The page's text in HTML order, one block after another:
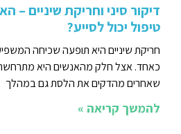
דיקור סיני וחריקת שיניים –
טיפול יכול לסייע?
חריקת שיניים היא תופעה שכיחה
כאחד. אצל חלק מהאנשים היא
שאחרים מהדקים את הלסת גם במהלך
להמשך קריאה »